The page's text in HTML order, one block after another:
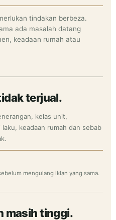
tindakan berbeza.
ada masalah datang
keadaan rumah atau
terjual.
kelas unit,
keadaan rumah dan sebab
mengulang iklan yang sama.
masih tinggi.